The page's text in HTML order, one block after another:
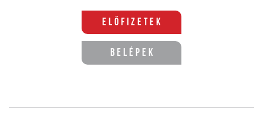
Előfizetek
Belépek